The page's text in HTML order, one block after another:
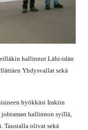
hallinnut Lähi-idän
Yhdysvallat sekä
hyökkäsi Irakiin
johtaman hallinnon syillä,
Taustalla olivat sekä